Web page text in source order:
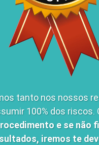
tanto nos nossos
100% dos riscos.
e se não
iremos te